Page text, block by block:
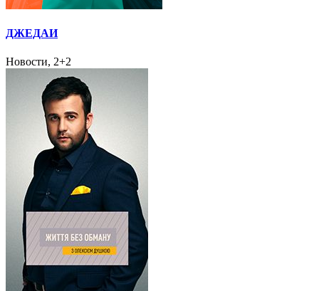
ДЖЕДАИ
Новости, 2+2